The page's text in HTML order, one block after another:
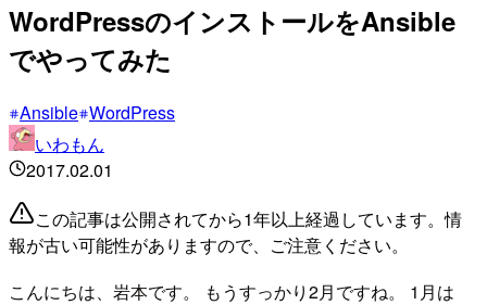
WordPressのインストールをAnsible
でやってみた
Ansible WordPress
いわもん
2017.02.01
この記事は公開されてから1年以上経過しています。情
報が古い可能性がありますので、ご注意ください。
こんにちは、岩本です。 もうすっかり2月ですね。 1月は